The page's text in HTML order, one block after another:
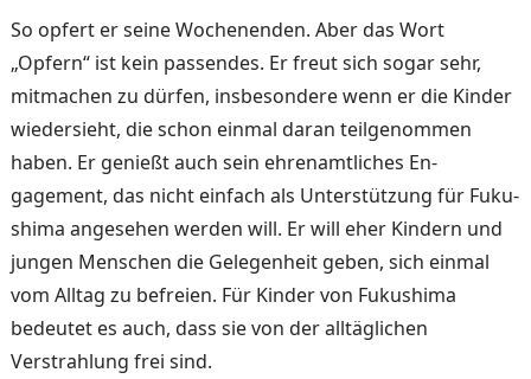
So opfert er seine Wochenen­den. Aber das Wort
„Opfern“ ist kein passendes. Er freut sich sogar sehr,
mitmachen zu dürfen, insbesondere wenn er die Kinder
wiedersieht, die schon einmal daran teilge­nommen
haben. Er genießt auch sein ehrenamtliches En­
gagement, das nicht einfach als Unterstützung für Fuku­
shima angesehen werden will. Er will eher Kindern und
jungen Menschen die Gele­genheit geben, sich einmal
vom Alltag zu befreien. Für Kinder von Fukushima
bedeu­tet es auch, dass sie von der alltäglichen
Verstrahlung frei sind.